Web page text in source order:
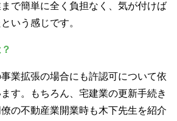
で簡単に全く負担なく、気が付けば
いう感じです。
業拡張の場合にも許認可について依
す。もちろん、宅建業の更新手続き
の不動産業開業時も木下先生を紹介